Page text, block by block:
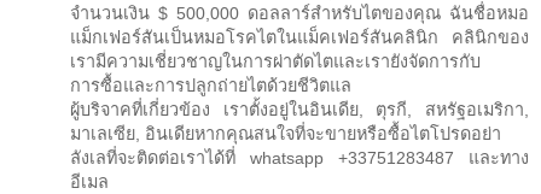
จำนวนเงิน $ 500,000 ดอลลาร์สำหรับไตของคุณ ฉันชื่อหมอ
แม็กเฟอร์สันเป็นหมอโรคไตในแม็คเฟอร์สันคลินิก คลินิกของ
เรามีความเชี่ยวชาญในการผ่าตัดไตและเรายังจัดการกับ
การซื้อและการปลูกถ่ายไตด้วยชีวิตแล
ผู้บริจาคที่เกี่ยวข้อง เราตั้งอยู่ในอินเดีย, ตุรกี, สหรัฐอเมริกา,
มาเลเซีย, อินเดียหากคุณสนใจที่จะขายหรือซื้อไตโปรดอย่า
ลังเลที่จะติดต่อเราได้ที่ whatsapp +33751283487 และทาง
อีเมล